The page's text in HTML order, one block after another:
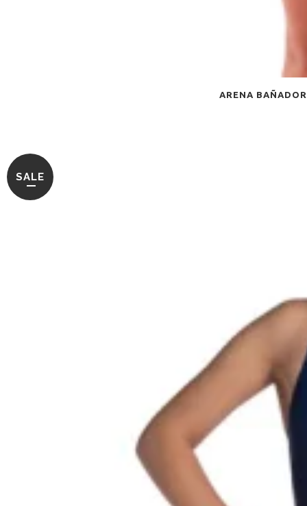
ARENA
SALE